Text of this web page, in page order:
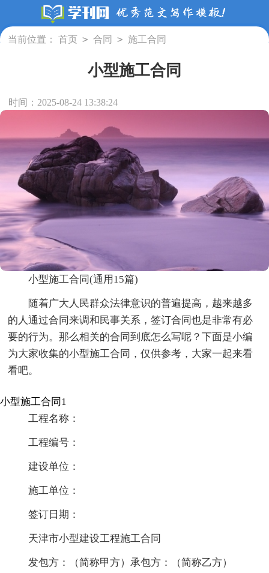
当前位置： 首页 > 合同 > 施工合同
小型施工合同
时间：2025-08-24 13:38:24
小型施工合同(通用15篇)
随着广大人民群众法律意识的普遍提高，越来越多
的人通过合同来调和民事关系，签订合同也是非常有必
要的行为。那么相关的合同到底怎么写呢？下面是小编
为大家收集的小型施工合同，仅供参考，大家一起来看
看吧。
小型施工合同1
工程名称：
工程编号：
建设单位：
施工单位：
签订日期：
天津市小型建设工程施工合同
发包方：（简称甲方）承包方：（简称乙方）